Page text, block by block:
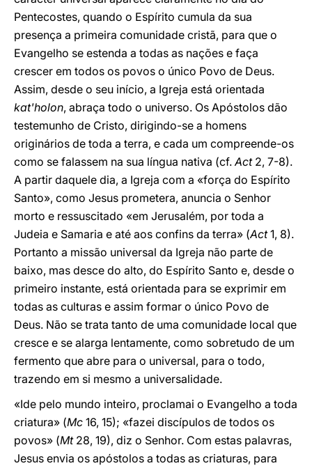
Pentecostes, quando o Espírito cumula da sua
presença a primeira comunidade cristã, para que o
Evangelho se estenda a todas as nações e faça
crescer em todos os povos o único Povo de Deus.
Assim, desde o seu início, a Igreja está orientada
kat'holon, abraça todo o universo. Os Apóstolos dão
testemunho de Cristo, dirigindo-se a homens
originários de toda a terra, e cada um compreende-os
como se falassem na sua língua nativa (cf.Act2, 7-8).
A partir daquele dia, a Igreja com a «força do Espírito
Santo», como Jesus prometera, anuncia o Senhor
morto e ressuscitado «em Jerusalém, por toda a
Judeia e Samaria e até aos confins da terra» (Act1, 8).
Portanto a missão universal da Igreja não parte de
baixo, mas desce do alto, do Espírito Santo e, desde o
primeiro instante, está orientada para se exprimir em
todas as culturas e assim formar o único Povo de
Deus. Não se trata tanto de uma comunidade local que
cresce e se alarga lentamente, como sobretudo de um
fermento que abre para o universal, para o todo,
trazendo em si mesmo a universalidade.
«Ide pelo mundo inteiro, proclamai o Evangelho a toda
criatura» (Mc 16, 15); «fazei discípulos de todos os
povos» (Mt28, 19), diz o Senhor. Com estas palavras,
Jesus envia os apóstolos a todas as criaturas, para